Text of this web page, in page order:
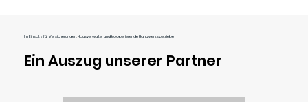
Im Einsatz für Versicherungen, Hausverwalter und kooperierende Handwerksbetriebe
Ein Auszug unserer Partner